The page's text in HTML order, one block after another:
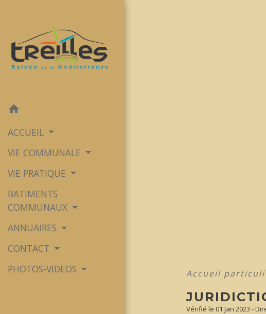
home
ACCUEIL
VIE COMMUNALE
VIE PRATIQUE
BATIMENTS
COMMUNAUX
ANNUAIRES
CONTACT
PHOTOS-VIDEOS
Accueil
Vérifié le 01 Jan 2023 -